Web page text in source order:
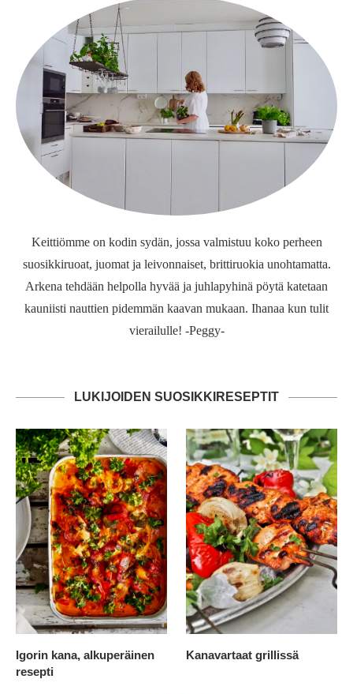
Keittiömme on kodin sydän, jossa valmistuu koko perheen
suosikkiruoat, juomat ja leivonnaiset, brittiruokia unohtamatta.
Arkena tehdään helpolla hyvää ja juhlapyhinä pöytä katetaan
kauniisti nauttien pidemmän kaavan mukaan. Ihanaa kun tulit
vierailulle! -Peggy-
LUKIJOIDEN SUOSIKKIRESEPTIT
Igorin kana, alkuperäinen
resepti
Kanavartaat grillissä